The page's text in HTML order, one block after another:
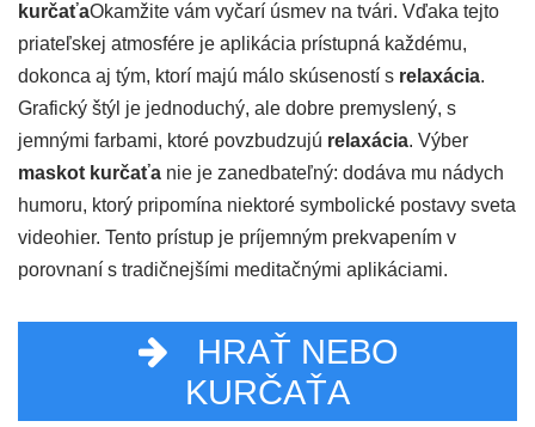
kurčaťaOkamžite vám vyčarí úsmev na tvári. Vďaka tejto
priateľskej atmosfére je aplikácia prístupná každému,
dokonca aj tým, ktorí majú málo skúseností s relaxácia.
Grafický štýl je jednoduchý, ale dobre premyslený, s
jemnými farbami, ktoré povzbudzujú relaxácia. Výber
maskot kurčaťa nie je zanedbateľný: dodáva mu nádych
humoru, ktorý pripomína niektoré symbolické postavy sveta
videohier. Tento prístup je príjemným prekvapením v
porovnaní s tradičnejšími meditačnými aplikáciami.
HRAŤ NEBO
KURČAŤA